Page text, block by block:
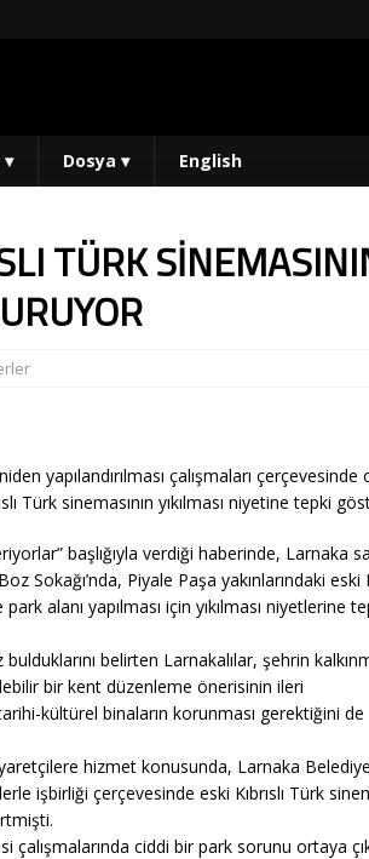
▾ Dosya ▾ English
TÜRK
yapılandırılması çalışmaları çerçevesinde
Türk sinemasının yıkılması niyetine tepki
başlığıyla verdiği haberinde, Larnaka
Piyale Paşa yakınlarındaki eski
alanı yapılması için yıkılması niyetlerine
belirten Larnakalılar, şehrin
bir kent düzenleme önerisinin ileri
kültürel binaların korunması gerektiğini de
hizmet konusunda, Larnaka
işbirliği çerçevesinde eski Kıbrıslı Türk
ciddi bir park sorunu ortaya